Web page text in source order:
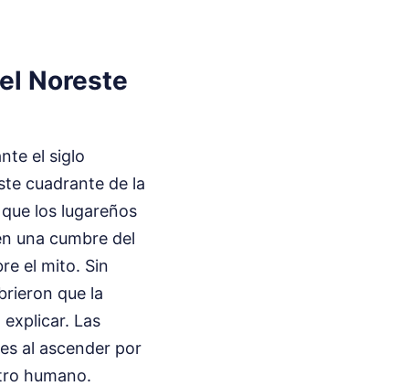
Noreste
el siglo
cuadrante de la
los lugareños
una cumbre del
el mito. Sin
que la
Las
al ascender por
humano.